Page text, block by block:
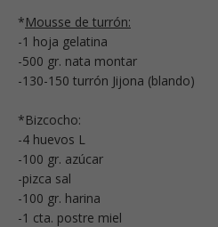
*Mousse de turrón:
-1 hoja gelatina
-500 gr. nata montar
-130-150 turrón Jijona (blando)
*Bizcocho:
-4 huevos L
-100 gr. azúcar
-pizca sal
-100 gr. harina
-1 cta. postre miel